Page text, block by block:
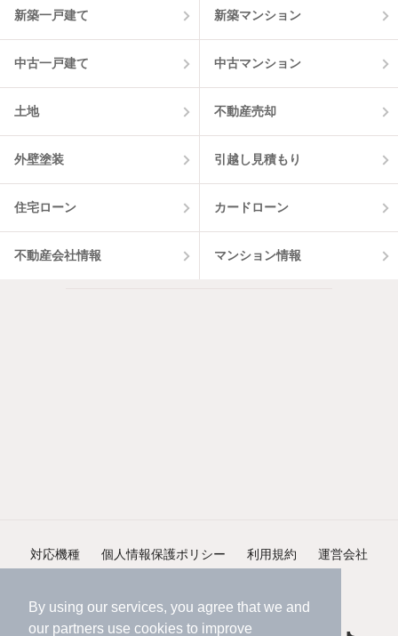
By using our services, you agree that we and
our partners use cookies to improve
新築一戸建て 新築マンション
中古一戸建て 中古マンション
土地 不動産売却
外壁塗装 引越し見積もり
住宅ローン カードローン
不動産会社情報 マンション情報
対応機種 個人情報保護ポリシー 利用規約 運営会社